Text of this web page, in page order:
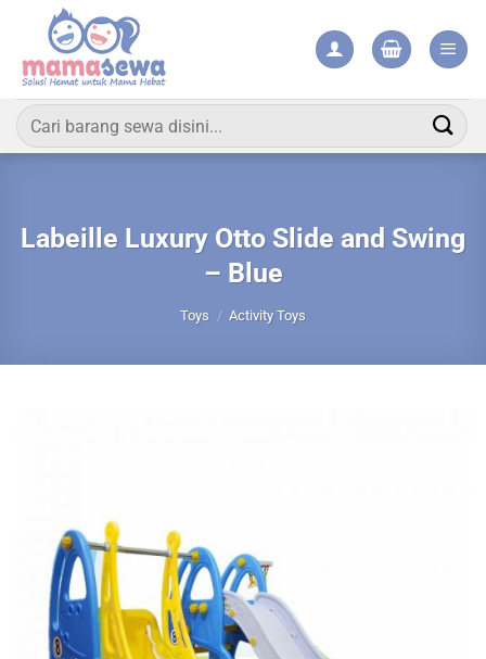
content
Pencarian
untuk:
Labeille Luxury Otto Slide and Swing
– Blue
Toys / Activity Toys